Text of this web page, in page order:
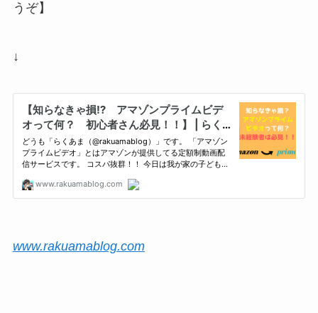
うぞ】
↓
www.rakuamablog.com